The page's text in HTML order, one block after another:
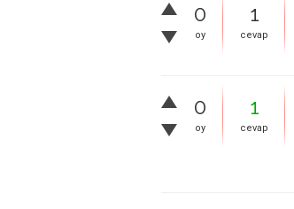
0
oy
1
cevap
0
oy
1
cevap